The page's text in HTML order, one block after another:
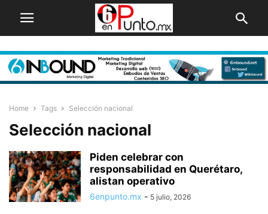
Home Tags Selección nacional
Selección nacional
Piden celebrar con
responsabilidad en Querétaro,
alistan operativo
6enpunto.mx - 5 julio, 2026